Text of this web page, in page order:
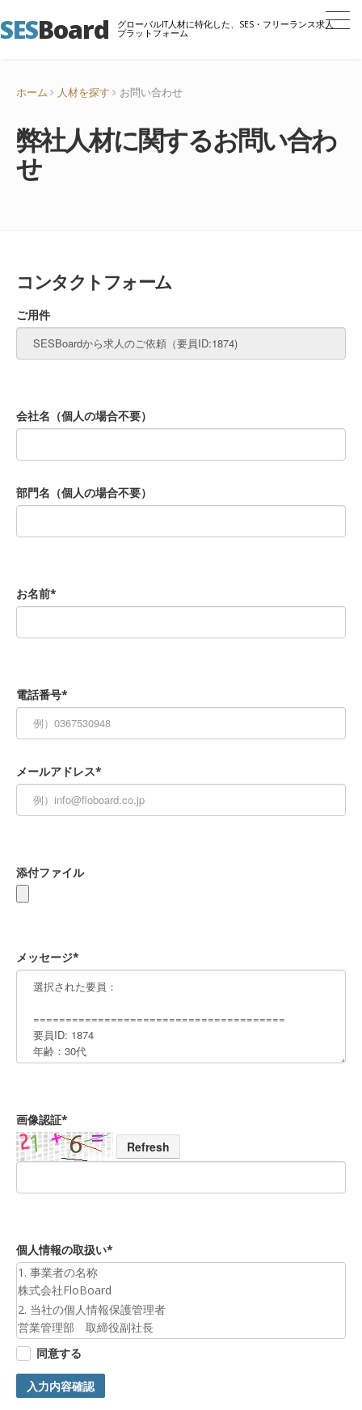
SESBoard グローバルIT人材に特化した、SES・フリーランス求人
プラットフォーム
ホーム 人材を探す お問い合わせ
弊社人材に関するお問い合わ
せ
コンタクトフォーム
ご用件
会社名（個人の場合不要）
部門名（個人の場合不要）
お名前*
電話番号*
メールアドレス*
添付ファイル
メッセージ*
画像認証*
Refresh
個人情報の取扱い*
1. 事業者の名称
株式会社FloBoard
2. 当社の個人情報保護管理者
営業管理部 取締役副社長
3. 個人情報の利用目的
お預かりした個人情報は、お問合せへの対応のために利用いた
します。
4. 第三者提供について
同意する
入力内容確認